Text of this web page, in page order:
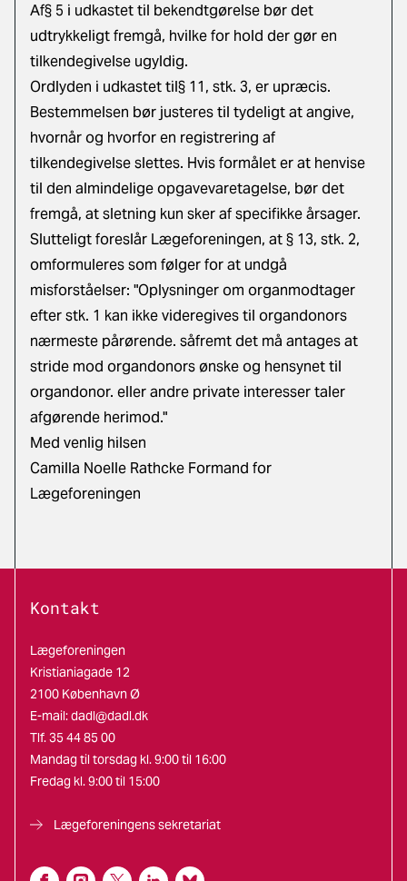
Af§ 5 i udkastet til bekendtgørelse bør det
udtrykkeligt fremgå, hvilke for­ hold der gør en
tilkendegivelse ugyldig.
Ordlyden i udkastet til§ 11, stk. 3, er upræcis.
Bestemmelsen bør justeres til tydeligt at angive,
hvornår og hvorfor en registrering af
tilkendegivelse slettes. Hvis formålet er at henvise
til den almindelige opgavevaretagelse, bør det
fremgå, at sletning kun sker af specifikke årsager.
Slutteligt foreslår Lægeforeningen, at § 13, stk. 2,
omformuleres som følger for at undgå
misforståelser: "Oplysninger om organmodtager
efter stk. 1 kan ikke videregives til organdonors
nærmeste pårørende. såfremt det må antages at
stride mod organdonors ønske og hensynet til
organdonor. eller andre private interesser taler
afgørende herimod."
Med venlig hilsen
Camilla Noelle Rathcke Formand for
Lægeforeningen
Kontakt
Lægeforeningen
Kristianiagade 12
2100 København Ø
E-mail:dadl@dadl.dk
Tlf. 35 44 85 00
Mandag til torsdag kl. 9:00 til 16:00
Fredag kl. 9:00 til 15:00
Lægeforeningens sekretariat